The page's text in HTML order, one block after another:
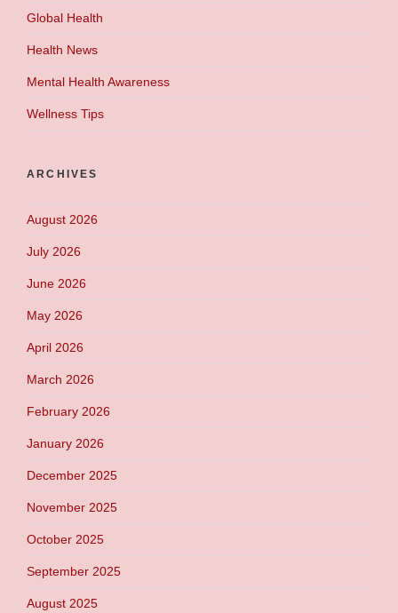
Global Health
Health News
Mental Health Awareness
Wellness Tips
ARCHIVES
August 2026
July 2026
June 2026
May 2026
April 2026
March 2026
February 2026
January 2026
December 2025
November 2025
October 2025
September 2025
August 2025